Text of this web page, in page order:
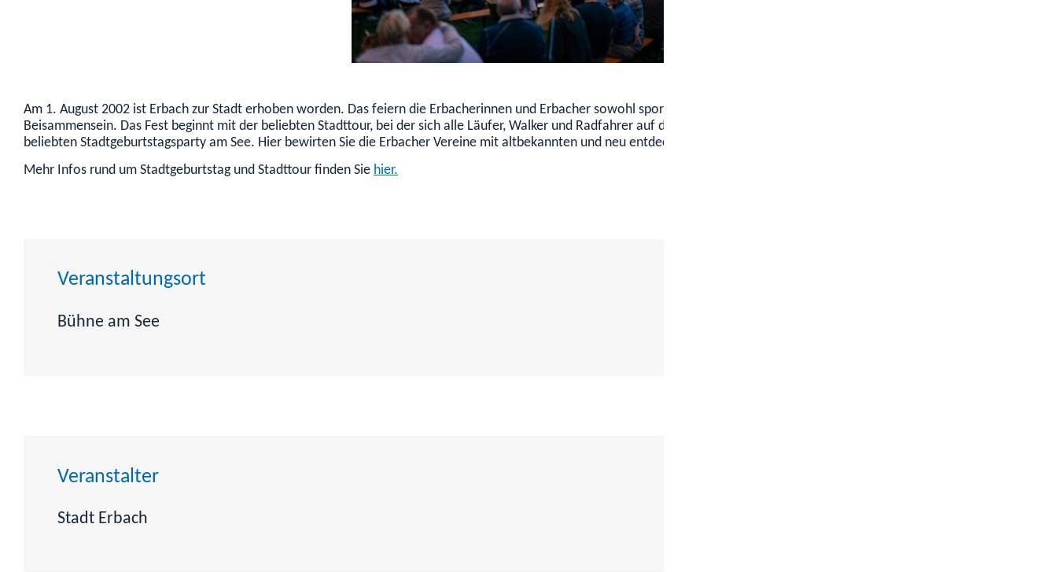
Am 1. August 2002 ist Erbach zur Stadt erhoben worden. Das feiern die Erbacherinnen und Erbacher sowohl sportlich aktiv, als auch mit buntem Treiben und geselligem
Beisammensein. Das Fest beginnt mit der beliebten Stadttour, bei der sich alle Läufer, Walker und Radfahrer auf den Weg durch das Stadtgebiet machen und gipfelt in der
beliebten Stadtgeburtstagsparty am See. Hier bewirten Sie die Erbacher Vereine mit altbekannten und neu entdeckten kulinarischen Köstlichkeiten.
Mehr Infos rund um Stadtgeburtstag und Stadttour finden Sie hier.
Veranstaltungsort
Bühne am See
Veranstalter
Stadt Erbach